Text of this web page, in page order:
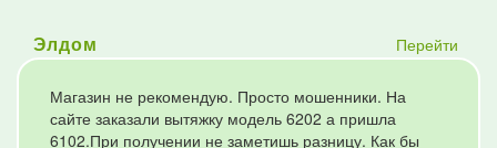
Элдом Перейти
Магазин не рекомендую. Просто мошенники. На
сайте заказали вытяжку модель 6202 а пришла
6102.При получении не заметишь разницу. Как бы